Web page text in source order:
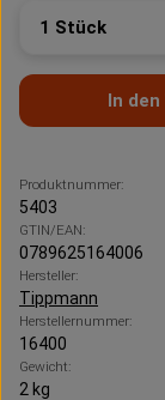
Produkt
In
Produktnummer:
5403
GTIN/EAN:
0789625164006
Hersteller:
Tippmann
Herstellernummer:
16400
Gewicht:
2 kg